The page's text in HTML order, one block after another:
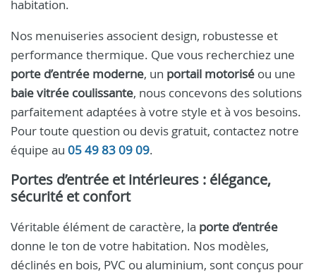
habitation.
Nos menuiseries associent design, robustesse et
performance thermique. Que vous recherchiez une
porte d’entrée moderne, un portail motorisé ou une
baie vitrée coulissante, nous concevons des solutions
parfaitement adaptées à votre style et à vos besoins.
Pour toute question ou devis gratuit, contactez notre
équipe au 05 49 83 09 09.
Portes d’entrée et intérieures : élégance,
sécurité et confort
Véritable élément de caractère, la porte d’entrée
donne le ton de votre habitation. Nos modèles,
déclinés en bois, PVC ou aluminium, sont conçus pour